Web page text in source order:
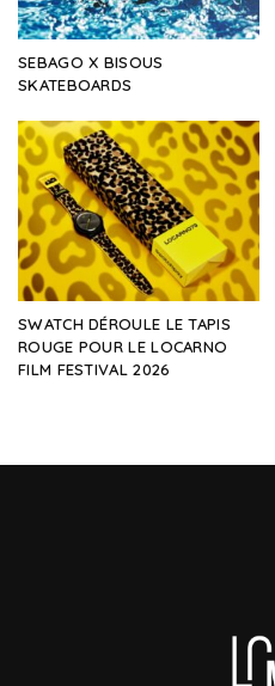
SEBAGO X BISOUS
SKATEBOARDS
SWATCH DÉROULE LE TAPIS
ROUGE POUR LE LOCARNO
FILM FESTIVAL 2026